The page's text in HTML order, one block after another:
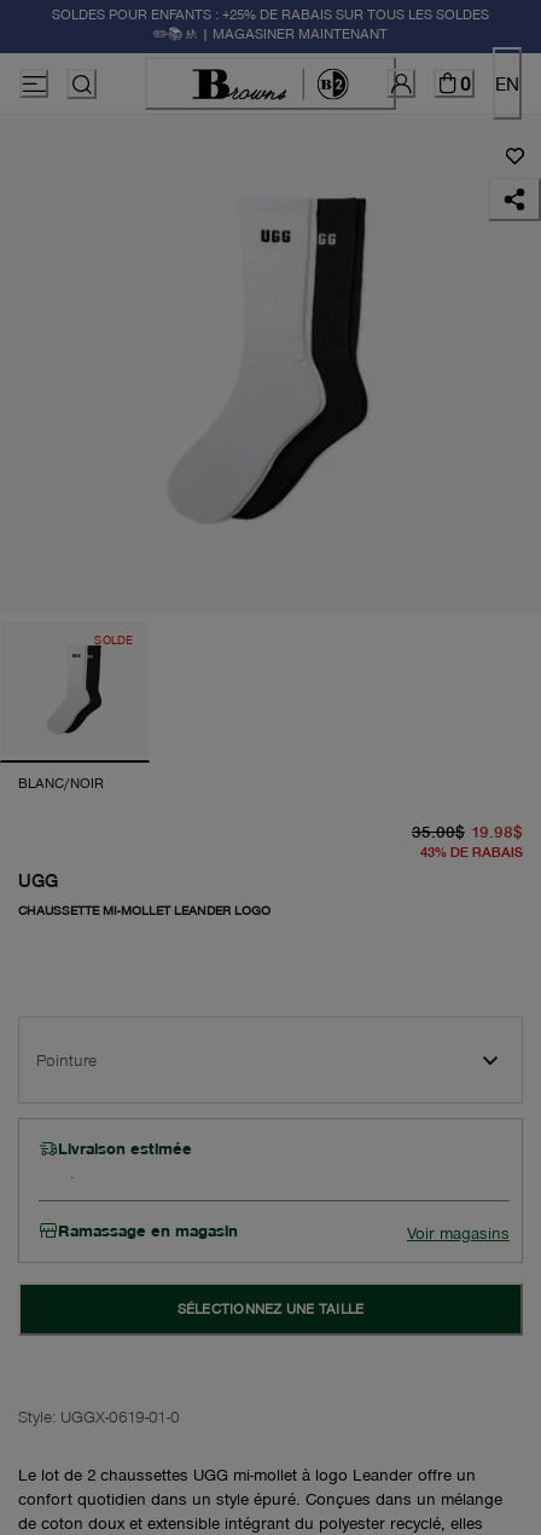
SOLDES POUR ENFANTS : +25% DE RABAIS SUR TOUS LES SOLDES
✏️📚🚸 | MAGASINER MAINTENANT
0 EN
SOLDE
BLANC/NOIR
UGG
CHAUSSETTE MI-MOLLET LEANDER LOGO
35.00$ 19.98$
43% DE RABAIS
Pointure
Livraison estimée
Ramassage en magasin Voir magasins
SÉLECTIONNEZ UNE TAILLE
Style: UGGX-0619-01-0
Le lot de 2 chaussettes UGG mi-mollet à logo Leander offre un
confort quotidien dans un style épuré. Conçues dans un mélange
de coton doux et extensible intégrant du polyester recyclé, elles